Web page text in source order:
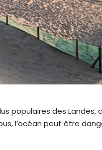
populaires des Landes,
l’océan peut être